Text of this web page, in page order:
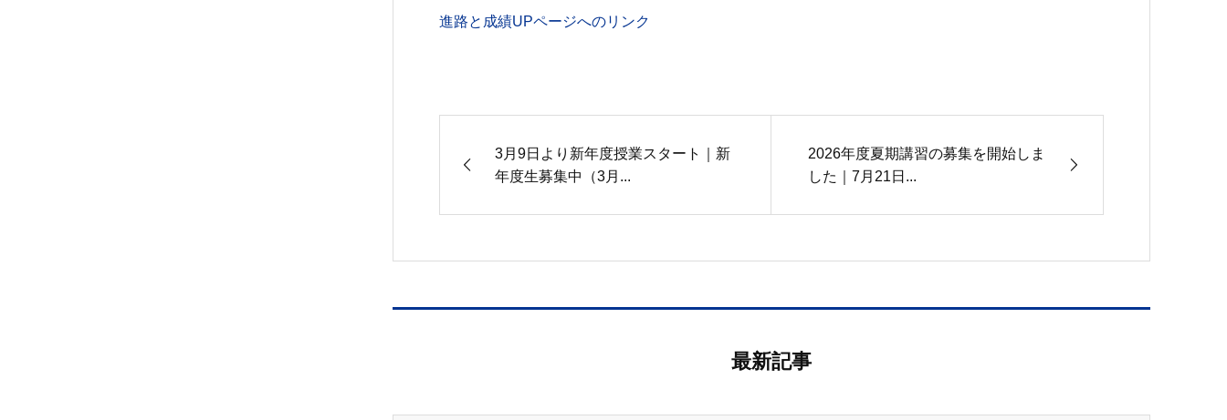
進路と成績UPページへのリンク
3月9日より新年度授業スタート｜新
年度生募集中（3月...
2026年度夏期講習の募集を開始しま
した｜7月21日...
最新記事